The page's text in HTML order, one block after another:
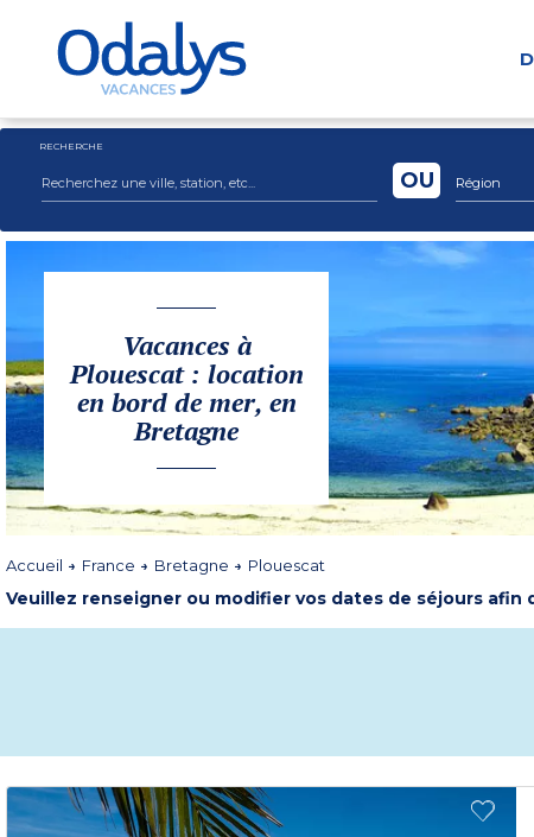
RECHERCHE
Région
OU
Vacances à
Plouescat : location
en bord de mer, en
Bretagne
Accueil
France Bretagne Plouescat
Veuillez renseigner ou modifier vos dates de séjours afin